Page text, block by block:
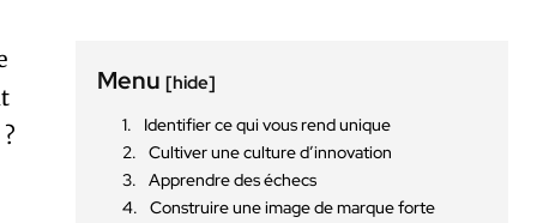
Menu[hide]
Identifier ce qui vous rend unique
Cultiver une culture d’innovation
Apprendre des échecs
Construire une image de marque forte